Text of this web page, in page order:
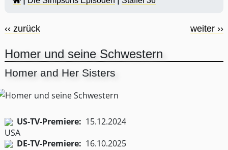
‹‹ zurück weiter ››
Homer und seine Schwestern
Homer and Her Sisters
US-TV-Premiere: 15.12.2024
DE-TV-Premiere: 16.10.2025